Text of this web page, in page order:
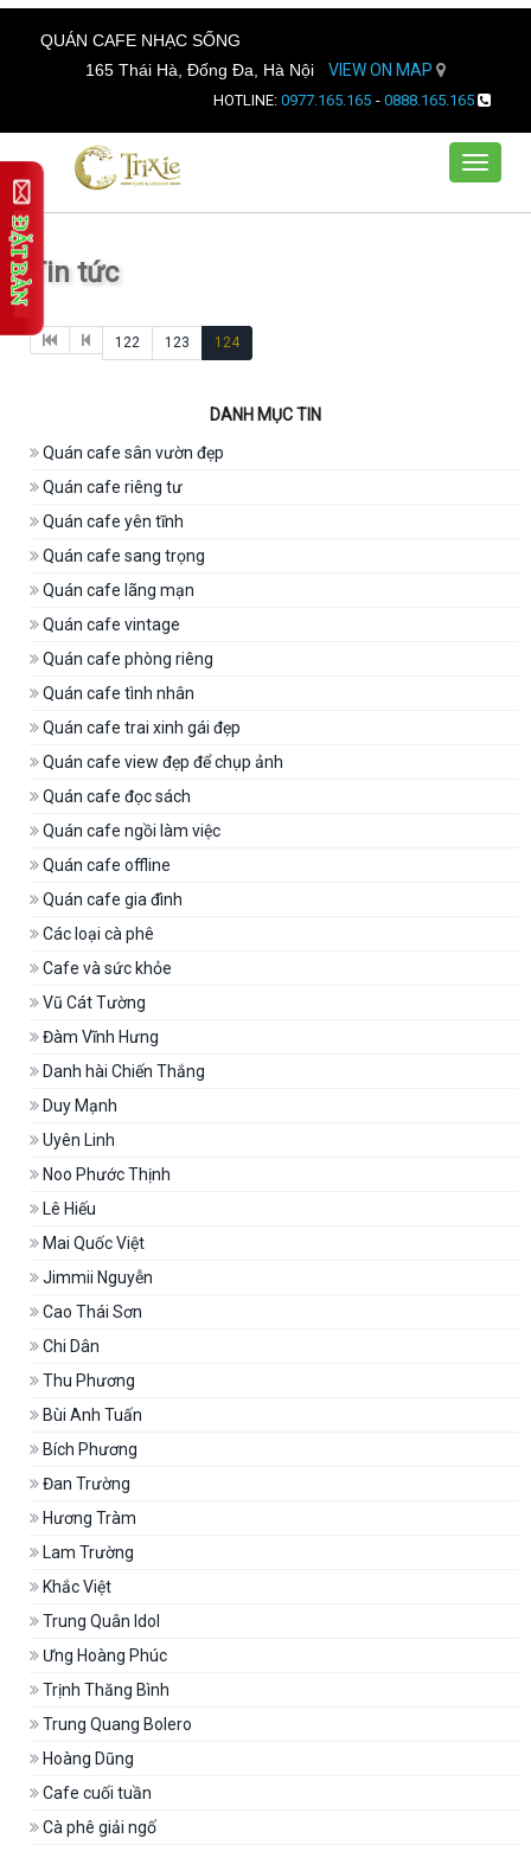
QUÁN CAFE NHẠC SỐNG
165 Thái Hà, Đống Đa, Hà Nội
VIEW ON MAP
HOTLINE: 0977.165.165 - 0888.165.165
Toggle
Tin tức
122 123 124
DANH MỤC TIN
Quán cafe sân vườn đẹp
Quán cafe riêng tư
Quán cafe yên tĩnh
Quán cafe sang trọng
Quán cafe lãng mạn
Quán cafe vintage
Quán cafe phòng riêng
Quán cafe tình nhân
Quán cafe trai xinh gái đẹp
Quán cafe view đẹp để chụp ảnh
Quán cafe đọc sách
Quán cafe ngồi làm việc
Quán cafe offline
Quán cafe gia đình
Các loại cà phê
Cafe và sức khỏe
Vũ Cát Tường
Đàm Vĩnh Hưng
Danh hài Chiến Thắng
Duy Mạnh
Uyên Linh
Noo Phước Thịnh
Lê Hiếu
Mai Quốc Việt
Jimmii Nguyễn
Cao Thái Sơn
Chi Dân
Thu Phương
Bùi Anh Tuấn
Bích Phương
Đan Trường
Hương Tràm
Lam Trường
Khắc Việt
Trung Quân Idol
Ưng Hoàng Phúc
Trịnh Thăng Bình
Trung Quang Bolero
Hoàng Dũng
Cafe cuối tuần
Cà phê giải ngố